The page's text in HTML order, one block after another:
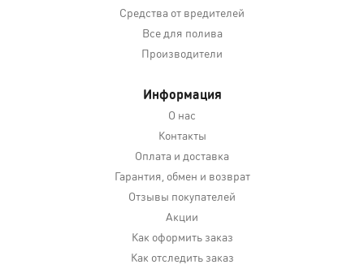
Средства от вредителей
Все для полива
Производители
Информация
О нас
Контакты
Оплата и доставка
Гарантия, обмен и возврат
Отзывы покупателей
Акции
Как оформить заказ
Как отследить заказ